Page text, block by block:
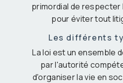
primordial de respecter
pour éviter tout
Les différents
La loi est un ensemble
par l'autorité
d'organiser la vie en